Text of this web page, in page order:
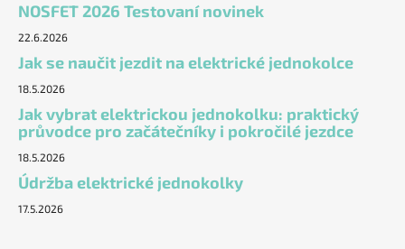
NOSFET 2026 Testovaní novinek
22.6.2026
Jak se naučit jezdit na elektrické jednokolce
18.5.2026
Jak vybrat elektrickou jednokolku: praktický
průvodce pro začátečníky i pokročilé jezdce
18.5.2026
Údržba elektrické jednokolky
17.5.2026